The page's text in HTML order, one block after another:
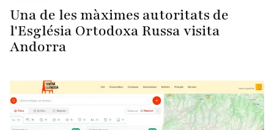
Una de les màximes autoritats de
l'Església Ortodoxa Russa visita
Andorra